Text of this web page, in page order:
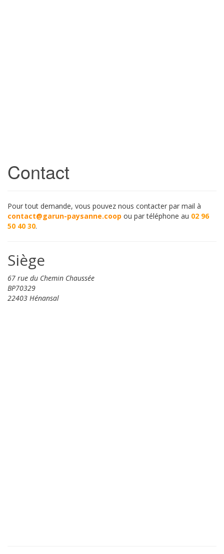
Contact
Pour tout demande, vous pouvez nous contacter par mail à
contact@garun-paysanne.coop ou par téléphone au 02 96
50 40 30.
Siège
67 rue du Chemin Chaussée
BP70329
22403 Hénansal